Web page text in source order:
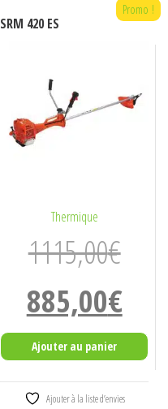
Promo !
SRM 420 ES
Thermique
1115,00€
Le
prix
initial
était :
1115,00€.
885,00€Le
prix
actuel
est :
885,00€.
Ajouter au panier
Ajouter à la liste d’envies